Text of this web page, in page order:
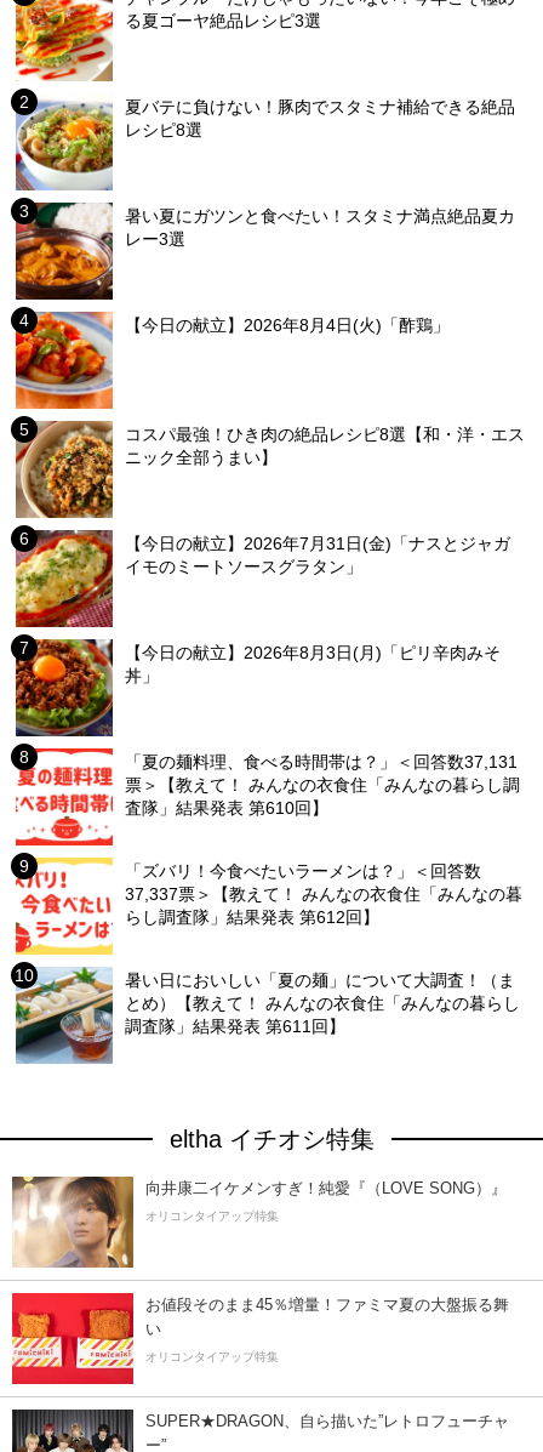
る夏ゴーヤ絶品レシピ3選
夏バテに負けない！豚肉でスタミナ補給できる絶品
レシピ8選
暑い夏にガツンと食べたい！スタミナ満点絶品夏カ
レー3選
【今日の献立】2026年8月4日(火)「酢鶏」
コスパ最強！ひき肉の絶品レシピ8選【和・洋・エス
ニック全部うまい】
【今日の献立】2026年7月31日(金)「ナスとジャガ
イモのミートソースグラタン」
【今日の献立】2026年8月3日(月)「ピリ辛肉みそ
丼」
「夏の麺料理、食べる時間帯は？」＜回答数37,131
票＞【教えて！ みんなの衣食住「みんなの暮らし調
査隊」結果発表 第610回】
「ズバリ！今食べたいラーメンは？」＜回答数
37,337票＞【教えて！ みんなの衣食住「みんなの暮
らし調査隊」結果発表 第612回】
暑い日においしい「夏の麺」について大調査！（ま
とめ）【教えて！ みんなの衣食住「みんなの暮らし
調査隊」結果発表 第611回】
eltha イチオシ特集
向井康二イケメンすぎ！純愛『（LOVE SONG）』
オリコンタイアップ特集
お値段そのまま45％増量！ファミマ夏の大盤振る舞
い
オリコンタイアップ特集
SUPER★DRAGON、自ら描いた”レトロフューチャ
ー”